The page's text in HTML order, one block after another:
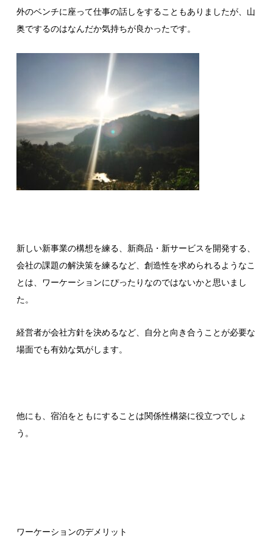
外のベンチに座って仕事の話しをすることもありましたが、山
奥でするのはなんだか気持ちが良かったです。
新しい新事業の構想を練る、新商品・新サービスを開発する、
会社の課題の解決策を練るなど、創造性を求められるようなこ
とは、ワーケーションにぴったりなのではないかと思いまし
た。
経営者が会社方針を決めるなど、自分と向き合うことが必要な
場面でも有効な気がします。
他にも、宿泊をともにすることは関係性構築に役立つでしょ
う。
ワーケーションのデメリット